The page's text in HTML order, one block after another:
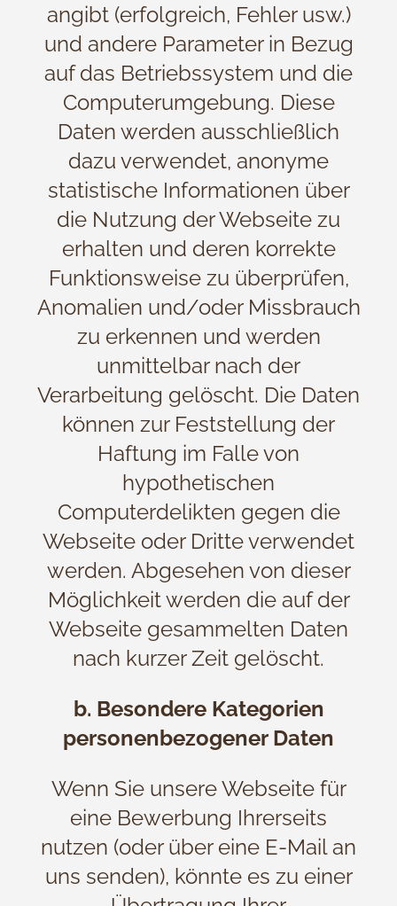
angibt (erfolgreich, Fehler usw.)
und andere Parameter in Bezug
auf das Betriebssystem und die
Computerumgebung. Diese
Daten werden ausschließlich
dazu verwendet, anonyme
statistische Informationen über
die Nutzung der Webseite zu
erhalten und deren korrekte
Funktionsweise zu überprüfen,
Anomalien und/oder Missbrauch
zu erkennen und werden
unmittelbar nach der
Verarbeitung gelöscht. Die Daten
können zur Feststellung der
Haftung im Falle von
hypothetischen
Computerdelikten gegen die
Webseite oder Dritte verwendet
werden. Abgesehen von dieser
Möglichkeit werden die auf der
Webseite gesammelten Daten
nach kurzer Zeit gelöscht.
b. Besondere Kategorien
personenbezogener Daten
Wenn Sie unsere Webseite für
eine Bewerbung Ihrerseits
nutzen (oder über eine E-Mail an
uns senden), könnte es zu einer